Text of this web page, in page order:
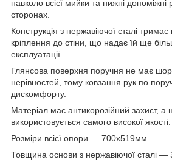
навколо всієї мийки та нижні допоміжні
сторонах.
Конструкція з нержавіючої сталі
кріплення до стіни, що надає їй ще
експлуатації.
Глянсова поверхня поручня не має
нерівностей, тому ковзання рук по
дискомфорту.
Матеріал має антикорозійний захист,
використовується самого високої якості.
Розміри всієї опори — 700х519мм.
Товщина основи з нержавіючої сталі —